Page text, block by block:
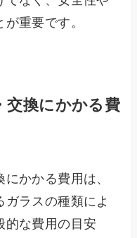
重要です。
交換にかかる費
かかる費用は、
ラスの種類によ
的な費用の目安